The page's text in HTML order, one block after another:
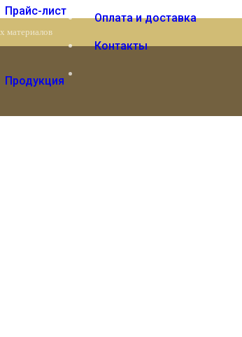
материалов
Оплата и доставка
Контакты
Прайс-лист
Продукция